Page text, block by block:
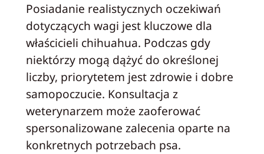
Posiadanie realistycznych oczekiwań
dotyczących wagi jest kluczowe dla
właścicieli chihuahua. Podczas gdy
niektórzy mogą dążyć do określonej
liczby, priorytetem jest zdrowie i dobre
samopoczucie. Konsultacja z
weterynarzem może zaoferować
spersonalizowane zalecenia oparte na
konkretnych potrzebach psa.